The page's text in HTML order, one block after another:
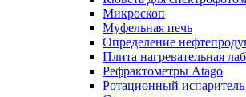
Микроскоп
Муфельная печь
Определение
Плита нагревательная
Рефрактометры Atago
Ротационный испаритель